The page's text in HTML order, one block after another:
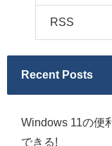
RSS
Recent Posts
Windows 11の便
できる!